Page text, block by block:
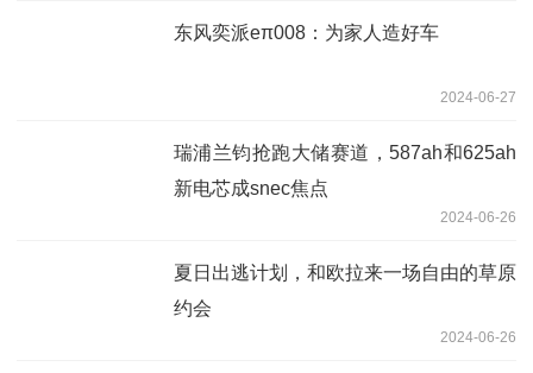
东风奕派eπ008：为家人造好车
2024-06-27
瑞浦兰钧抢跑大储赛道，587ah和625ah
新电芯成snec焦点
2024-06-26
夏日出逃计划，和欧拉来一场自由的草原
约会
2024-06-26